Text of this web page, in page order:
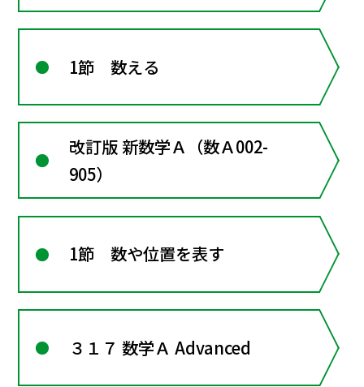
1節 数える
改訂版 新数学Ａ（数Ａ002-
905）
1節 数や位置を表す
３１７ 数学Ａ Advanced